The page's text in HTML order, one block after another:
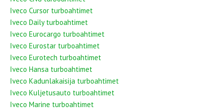
Iveco Cursor turboahtimet
Iveco Daily turboahtimet
Iveco Eurocargo turboahtimet
Iveco Eurostar turboahtimet
Iveco Eurotech turboahtimet
Iveco Hansa turboahtimet
Iveco Kadunlakaisija turboahtimet
Iveco Kuljetusauto turboahtimet
Iveco Marine turboahtimet